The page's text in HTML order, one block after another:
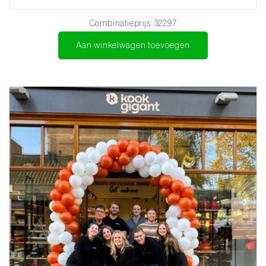
Ergonomische pakkahouten handgrepen:
Comfortabel,
vochtbestendig en met optimale grip
veiligheid
Luxe geschenkdoos inbegrepen:Ideaal als premium cadeau of
professionele upgrade
Voor elke taak het juiste mes
Koksmes:Voor grote snijtaken, vlees, vis en groenten
Vleesmes:Perfect voor het in stukken snijden van grote
stukken vlees.
Broodmes:Kartelmes voor brood, harde korsten en groenten
Santoku & Kleine Santoku: Japans precisiewerk met minder
Combinatieprijs: 322,97
Aan winkelwagen toevoegen